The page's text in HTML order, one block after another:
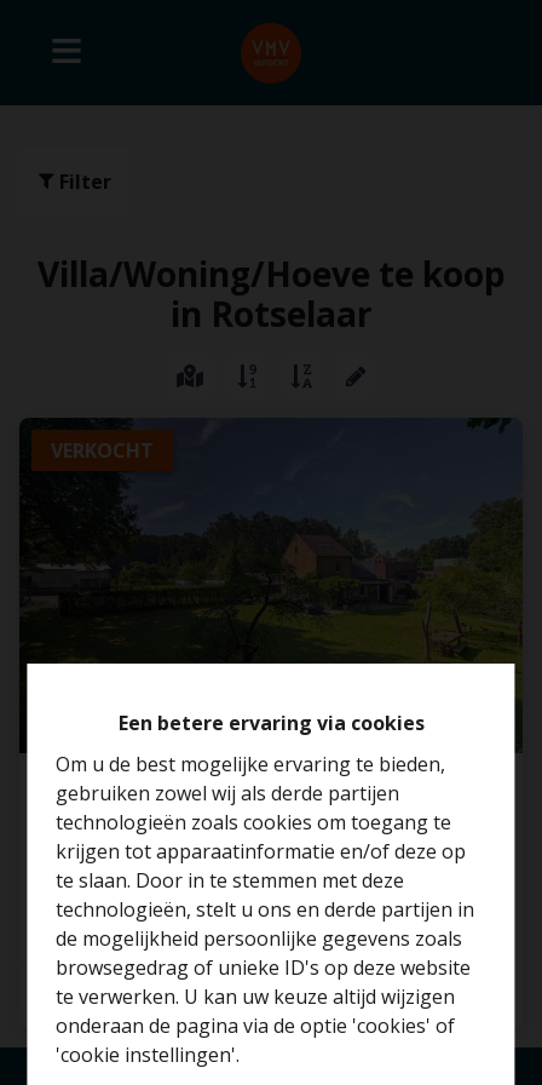
Een betere ervaring via cookies
Om u de best mogelijke ervaring te bieden,
gebruiken zowel wij als derde partijen
technologieën zoals cookies om toegang te
krijgen tot apparaatinformatie en/of deze op
te slaan. Door in te stemmen met deze
technologieën, stelt u ons en derde partijen in
de mogelijkheid persoonlijke gegevens zoals
browsegedrag of unieke ID's op deze website
te verwerken. U kan uw keuze altijd wijzigen
onderaan de pagina via de optie 'cookies' of
'cookie instellingen'.
Filter
Villa/Woning/Hoeve te koop
in Rotselaar
VERKOCHT
Unieke kans: instapklare woning op een
prachtige locatie te Rotselaar!
3110 Rotselaar
2 1 145 m²
Benieuwd naar de
waarde van je huis?
Gratis schatting